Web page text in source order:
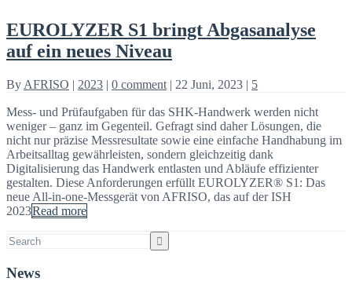
EUROLYZER S1 bringt Abgasanalyse
auf ein neues Niveau
By AFRISO | 2023 | 0 comment | 22 Juni, 2023 | 5
Mess- und Prüfaufgaben für das SHK-Handwerk werden nicht
weniger – ganz im Gegenteil. Gefragt sind daher Lösungen, die
nicht nur präzise Messresultate sowie eine einfache Handhabung im
Arbeitsalltag gewährleisten, sondern gleichzeitig dank
Digitalisierung das Handwerk entlasten und Abläufe effizienter
gestalten. Diese Anforderungen erfüllt EUROLYZER® S1: Das
neue All-in-one-Messgerät von AFRISO, das auf der ISH
2023Read more
News